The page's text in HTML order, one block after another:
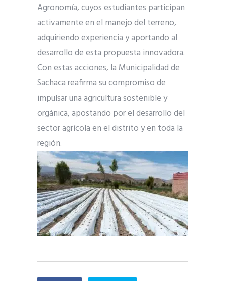
Agronomía, cuyos estudiantes participan
activamente en el manejo del terreno,
adquiriendo experiencia y aportando al
desarrollo de esta propuesta innovadora.
Con estas acciones, la Municipalidad de
Sachaca reafirma su compromiso de
impulsar una agricultura sostenible y
orgánica, apostando por el desarrollo del
sector agrícola en el distrito y en toda la
región.